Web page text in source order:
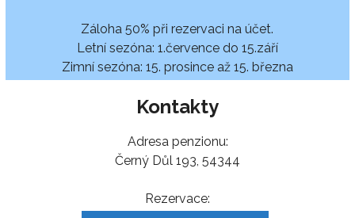
Záloha 50% při rezervaci na účet.
Letní sezóna: 1.července do 15.září
Zimní sezóna: 15. prosince až 15. března
Kontakty
Adresa penzionu:
Černý Důl 193, 54344
Rezervace: